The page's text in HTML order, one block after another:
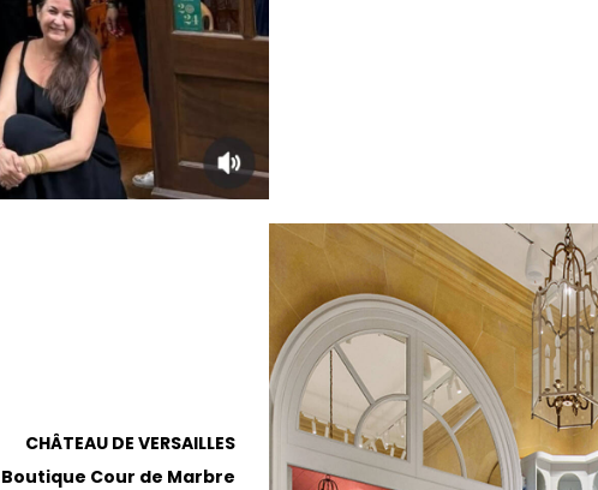
CHÂTEAU DE VERSAILLES
Boutique Cour de Marbre